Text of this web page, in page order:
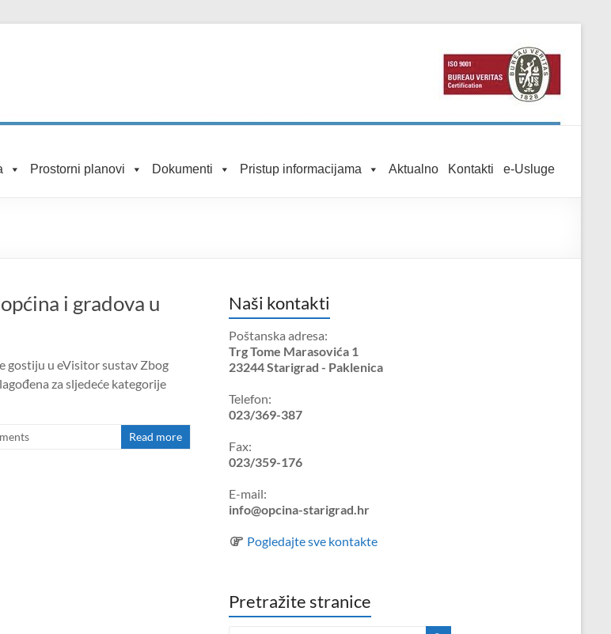
Prostorni planovi Dokumenti Pristup informacijama Aktualno Kontakti e-Usluge
i gradova u
gostiju u eVisitor sustav Zbog
za sljedeće kategorije
Read more
Naši kontakti
Poštanska adresa:
Trg Tome Marasovića 1
23244 Starigrad - Paklenica
Telefon:
023/369-387
Fax:
023/359-176
E-mail:
info@opcina-starigrad.hr
Pogledajte sve kontakte
Pretražite stranice